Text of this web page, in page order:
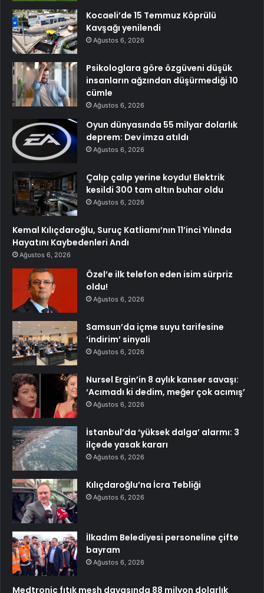
Kocaeli’de 15 Temmuz Köprülü
Kavşağı yenilendi
Ağustos 6, 2026
Psikologlara göre özgüveni düşük
insanların ağzından düşürmediği 10
cümle
Ağustos 6, 2026
Oyun dünyasında 55 milyar dolarlık
deprem: Dev imza atıldı
Ağustos 6, 2026
Çalıp çalıp yerine koydu! Elektrik
kesildi 300 tam altın buhar oldu
Ağustos 6, 2026
Kemal Kılıçdaroğlu, Suruç Katliamı’nın 11’inci Yılında
Hayatını Kaybedenleri Andı
Ağustos 6, 2026
Özel’e ilk telefon eden isim sürpriz
oldu!
Ağustos 6, 2026
Samsun’da içme suyu tarifesine
‘indirim’ sinyali
Ağustos 6, 2026
Nursel Ergin’in 8 aylık kanser savaşı:
‘Acımadı ki dedim, meğer çok acımış’
Ağustos 6, 2026
İstanbul’da ‘yüksek dalga’ alarmı: 3
ilçede yasak kararı
Ağustos 6, 2026
Kılıçdaroğlu’na İcra Tebliği
Ağustos 6, 2026
İlkadım Belediyesi personeline çifte
bayram
Ağustos 6, 2026
Medtronic fıtık mesh davasında 88 milyon dolarlık